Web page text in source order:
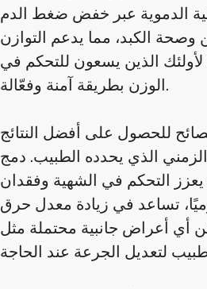
الدموية عبر خفض ضغط الدم
الكبد، مما يدعم التوازن
لأولئك الذين يسعون للتحكم في
الوزن بطريقة آمنة وفعّالة.
للحصول على أفضل النتائج
الذي يحدده الطبيب. دمج
التحكم في الشهية وفقدان
تساعد في زيادة معدل حرق
أي أعراض جانبية محتملة مثل